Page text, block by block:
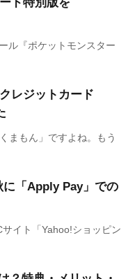
ル『ポケットモンスター
レジットカード
まもん」ですよね。もう
に「Apply Pay」での
イト「Yahoo!ショッピン